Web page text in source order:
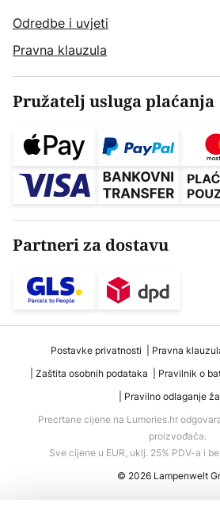
Odredbe i uvjeti
Pravna klauzula
Pružatelj usluga plaćanja
Partneri za dostavu
Postavke privatnosti Pravna
Zaštita osobnih podataka
Pravilnik o
Pravilno odlaganje
Precrtane cijene na Lumories.hr
proizvođača.
Sve cijene u EUR, uklj. 25% PDV-a i
© 2026 Lampenwelt